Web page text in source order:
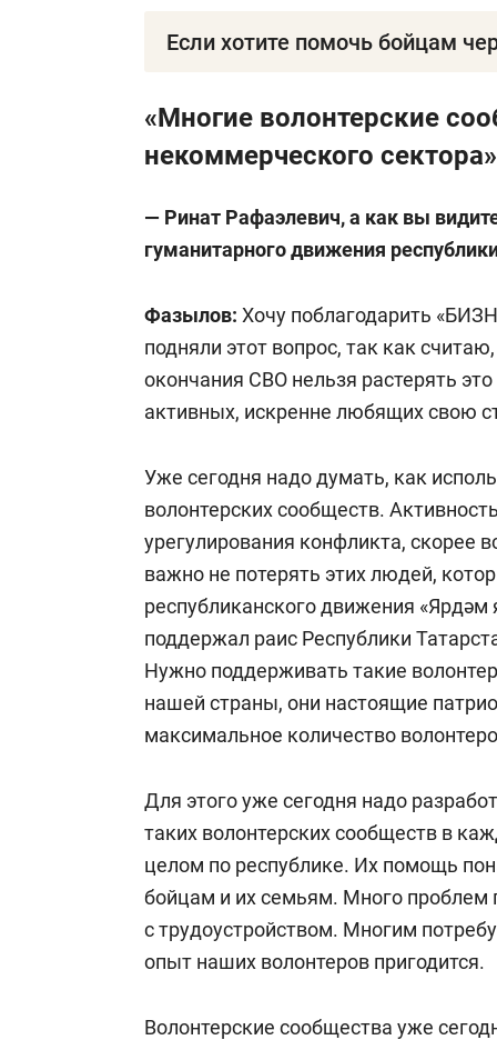
Если хотите помочь бойцам
гражданских инициатив «Ценим
КПП: 165501001
ОГРН: 1231600019705
Юридический/фактический адрес:
1064, оф. 223
Расчетный счет: 40703 810 1 6200
БИК: 049205603
Корсчет: 30101 810 6 0000 0000 603
Дополнительная информация о
«Многие волонтерские
некоммерческого сектора»
— Ринат Рафаэлевич, а как вы
гуманитарного движения
Фазылов: Хочу поблагодарить
подняли этот вопрос, так как
окончания СВО нельзя растерять
активных, искренне любящих свою
Уже сегодня надо думать, как
волонтерских сообществ.
урегулирования конфликта, скорее
важно не потерять этих людей,
республиканского движения
поддержал раис Республики
Нужно поддерживать такие
нашей страны, они настоящие
максимальное количество
Для этого уже сегодня надо
таких волонтерских сообществ в
целом по республике. Их помощь
бойцам и их семьям. Много проблем
с трудоустройством. Многим
опыт наших волонтеров пригодится.
Волонтерские сообщества уже